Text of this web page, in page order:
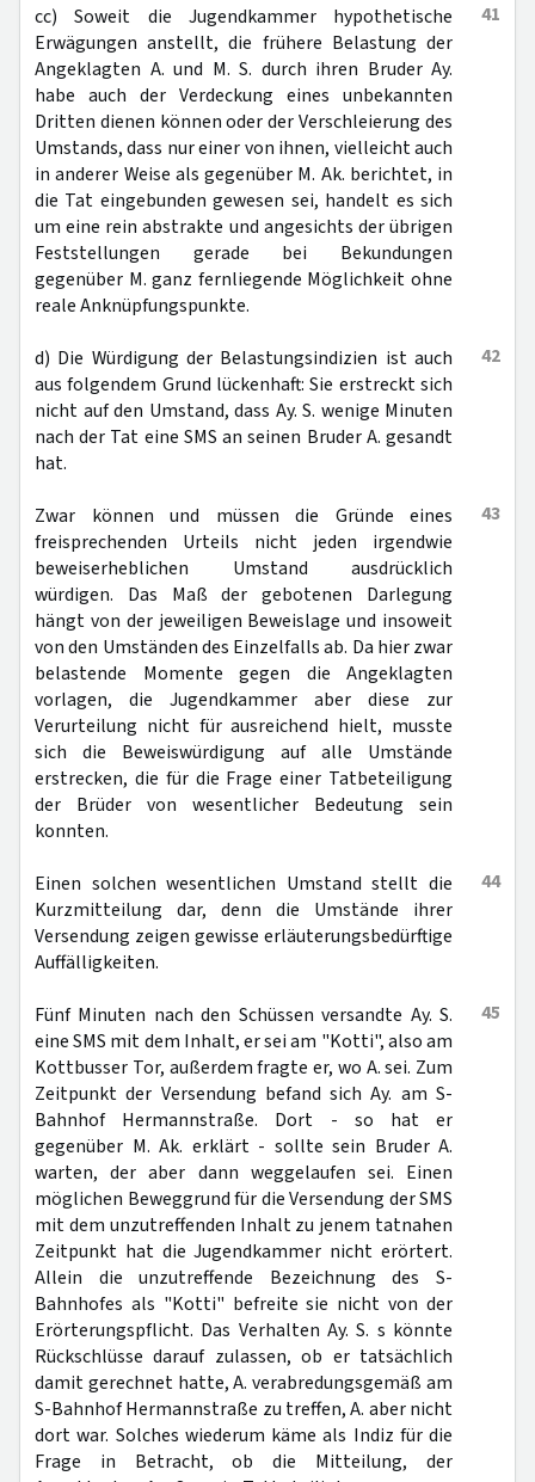
41
cc) Soweit die Jugendkammer hypothetische
Erwägungen anstellt, die frühere Belastung der
Angeklagten A. und M. S. durch ihren Bruder Ay.
habe auch der Verdeckung eines unbekannten
Dritten dienen können oder der Verschleierung des
Umstands, dass nur einer von ihnen, vielleicht auch
in anderer Weise als gegenüber M. Ak. berichtet, in
die Tat eingebunden gewesen sei, handelt es sich
um eine rein abstrakte und angesichts der übrigen
Feststellungen gerade bei Bekundungen
gegenüber M. ganz fernliegende Möglichkeit ohne
reale Anknüpfungspunkte.
42
d) Die Würdigung der Belastungsindizien ist auch
aus folgendem Grund lückenhaft: Sie erstreckt sich
nicht auf den Umstand, dass Ay. S. wenige Minuten
nach der Tat eine SMS an seinen Bruder A. gesandt
hat.
43
Zwar können und müssen die Gründe eines
freisprechenden Urteils nicht jeden irgendwie
beweiserheblichen Umstand ausdrücklich
würdigen. Das Maß der gebotenen Darlegung
hängt von der jeweiligen Beweislage und insoweit
von den Umständen des Einzelfalls ab. Da hier zwar
belastende Momente gegen die Angeklagten
vorlagen, die Jugendkammer aber diese zur
Verurteilung nicht für ausreichend hielt, musste
sich die Beweiswürdigung auf alle Umstände
erstrecken, die für die Frage einer Tatbeteiligung
der Brüder von wesentlicher Bedeutung sein
konnten.
44
Einen solchen wesentlichen Umstand stellt die
Kurzmitteilung dar, denn die Umstände ihrer
Versendung zeigen gewisse erläuterungsbedürftige
Auffälligkeiten.
45
Fünf Minuten nach den Schüssen versandte Ay. S.
eine SMS mit dem Inhalt, er sei am "Kotti", also am
Kottbusser Tor, außerdem fragte er, wo A. sei. Zum
Zeitpunkt der Versendung befand sich Ay. am S-
Bahnhof Hermannstraße. Dort - so hat er
gegenüber M. Ak. erklärt - sollte sein Bruder A.
warten, der aber dann weggelaufen sei. Einen
möglichen Beweggrund für die Versendung der SMS
mit dem unzutreffenden Inhalt zu jenem tatnahen
Zeitpunkt hat die Jugendkammer nicht erörtert.
Allein die unzutreffende Bezeichnung des S-
Bahnhofes als "Kotti" befreite sie nicht von der
Erörterungspflicht. Das Verhalten Ay. S. s könnte
Rückschlüsse darauf zulassen, ob er tatsächlich
damit gerechnet hatte, A. verabredungsgemäß am
S-Bahnhof Hermannstraße zu treffen, A. aber nicht
dort war. Solches wiederum käme als Indiz für die
Frage in Betracht, ob die Mitteilung, der